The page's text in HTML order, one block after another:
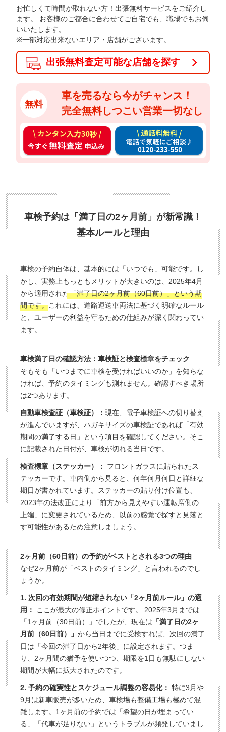
お忙しくて時間が取れない方！出張無料サービスをご紹介し
ます。
お客様のご都合に合わせてご自宅でも、職場でもお伺
いいたします。
※一部対応出来ないエリア・店舗がございます。
出張無料査定可能な店舗を探す
無料
車を売るなら今がチャンス！
完全無料しつこい営業一切なし
カ
ン
タ
力
3
す
ぐ
無
料
査
定
込
み
通
料
お
で
に
ご
相
談
車検予約は「満了日の2ヶ月前」が新常識！
基本ルールと理由
車検の予約自体は、基本的には「いつでも」可能です。し
かし、実務上もっともメリットが大きいのは、2025年4月
から適用された「満了日の2ヶ月前（60日前）」という期
間です。これには、道路運送車両法に基づく明確なルール
と、ユーザーの利益を守るための仕組みが深く関わってい
ます。
車検満了日の確認方法：車検証と検査標章をチェック
そもそも「いつまでに車検を受ければいいのか」を知らな
ければ、予約のタイミングも測れません。確認すべき場所
は2つあります。
自動車検査証（車検証）：現在、電子車検証への切り替え
が進んでいますが、ハガキサイズの車検証であれば「有効
期間の満了する日」という項目を確認してください。そこ
に記載された日付が、車検が切れる当日です。
検査標章（ステッカー）：
フロントガラスに貼られたス
テッカーです。車内側から見ると、何年何月何日と詳細な
期日が書かれています。ステッカーの貼り付け位置も、
2023年の法改正により「前方から見えやすい運転席側の
上端」に変更されているため、以前の感覚で探すと見落と
す可能性があるため注意しましょう。
2ヶ月前（60日前）の予約がベストとされる3つの理由
なぜ2ヶ月前が「ベストのタイミング」と言われるのでし
ょうか。
1. 次回の有効期間が短縮されない「2ヶ月前ルール」の適
用：
ここが最大の修正ポイントです。 2025年3月までは
「1ヶ月前（30日前）」でしたが、現在は 「満了日の2ヶ
月前（60日前）」から当日までに受検すれば、次回の満了
日は「今回の満了日から2年後」に設定されます。つま
り、2ヶ月間の猶予を使いつつ、期限を1日も無駄にしない
期間が大幅に拡大されたのです。
2. 予約の確実性とスケジュール調整の容易化： 特に3月や
9月は新車販売が多いため、車検場も整備工場も極めて混
雑します。1ヶ月前の予約では「希望の日が埋まってい
る」「代車が足りない」というトラブルが頻発していまし